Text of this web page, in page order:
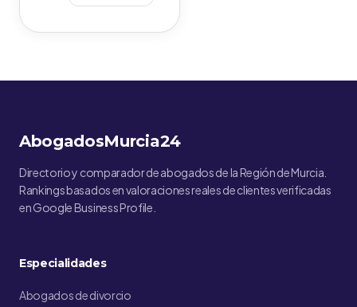
AbogadosMurcia24
Directorio y comparador de abogados de la Región de Murcia.
Rankings basados en valoraciones reales de clientes verificadas
en Google Business Profile.
Especialidades
Abogados de divorcio